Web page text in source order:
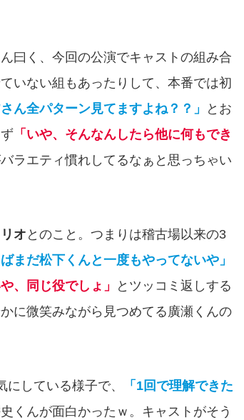
曰く、今回の公演でキャストの組み合
いない組もあったりして、本番では初
ん全パターン見てますよね？？」
とお
「いや、そんなんしたら他に何もでき
ラエティ慣れしてるなぁと思っちゃい
オ とのこと。つまりは稽古場以来の3
ばまだ松下くんと一度もやってないや」
や、同じ役でしょ」
とツッコミ返しする
に微笑みながら見つめてる廣瀬くんの
している様子で、
「1回で理解できた
くんが面白かったｗ。キャストがそう